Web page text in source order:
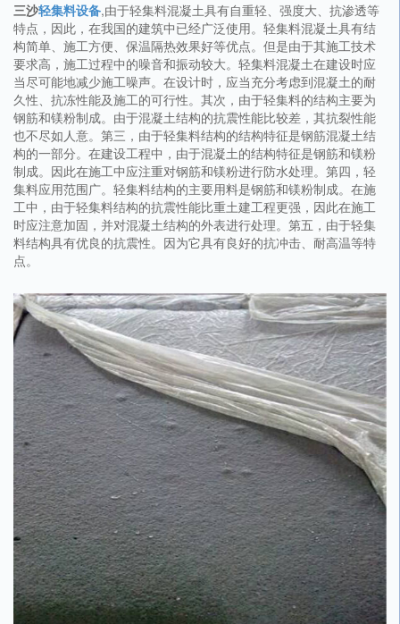
三沙轻集料设备,由于轻集料混凝土具有自重轻、强度大、抗渗透等
特点，因此，在我国的建筑中已经广泛使用。轻集料混凝土具有结
构简单、施工方便、保温隔热效果好等优点。但是由于其施工技术
要求高，施工过程中的噪音和振动较大。轻集料混凝土在建设时应
当尽可能地减少施工噪声。在设计时，应当充分考虑到混凝土的耐
久性、抗冻性能及施工的可行性。其次，由于轻集料的结构主要为
钢筋和镁粉制成。由于混凝土结构的抗震性能比较差，其抗裂性能
也不尽如人意。第三，由于轻集料结构的结构特征是钢筋混凝土结
构的一部分。在建设工程中，由于混凝土的结构特征是钢筋和镁粉
制成。因此在施工中应注重对钢筋和镁粉进行防水处理。第四，轻
集料应用范围广。轻集料结构的主要用料是钢筋和镁粉制成。在施
工中，由于轻集料结构的抗震性能比重土建工程更强，因此在施工
时应注意加固，并对混凝土结构的外表进行处理。第五，由于轻集
料结构具有优良的抗震性。因为它具有良好的抗冲击、耐高温等特
点。